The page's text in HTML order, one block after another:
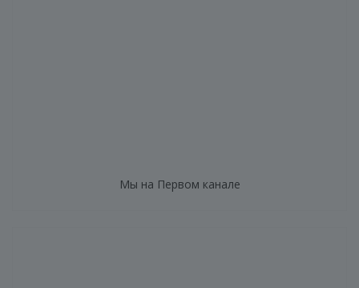
Мы на Первом канале